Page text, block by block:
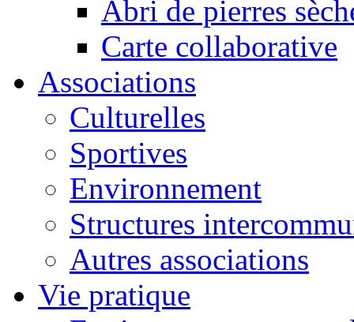
Abri de pierres
Carte collaborative
Associations
Culturelles
Sportives
Environnement
Structures
Autres associations
Vie pratique